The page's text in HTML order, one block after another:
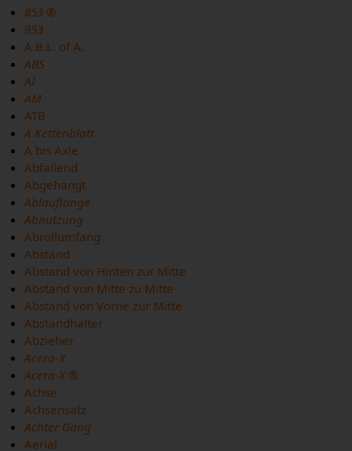
853 ®
953
A.B.L. of A.
ABS
AI
AM
ATB
A Kettenblatt
A bis Axle
Abfallend
Abgehängt
Ablauflänge
Abnutzung
Abrollumfang
Abstand
Abstand von Hinten zur Mitte
Abstand von Mitte zu Mitte
Abstand von Vorne zur Mitte
Abstandhalter
Abzieher
Acera-X
Acera-X ®
Achse
Achsensatz
Achter Gang
Aerial